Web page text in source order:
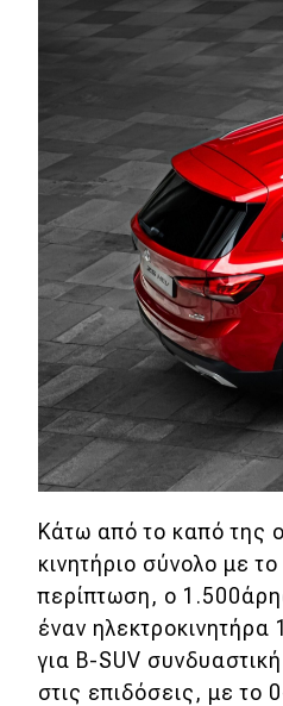
Formula 1
WRC
Motorsport
Eco
Νέα
Τεχνολογία
Mobility
Σταθμοί φόρτισης
Classic
Νέα
Παρουσιάσεις
Κάτω από το καπό της
κινητήριο σύνολο με
περίπτωση, ο
έναν ηλεκτροκινητήρα
για B-SUV
στις επιδόσεις, με το